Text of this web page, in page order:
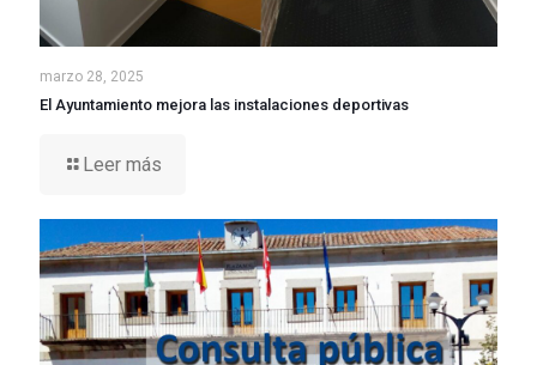
marzo 28, 2025
El Ayuntamiento mejora las instalaciones deportivas
Leer más